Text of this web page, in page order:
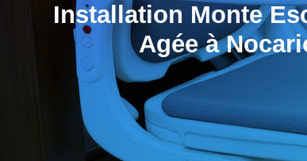
Installation Monte
Agée à